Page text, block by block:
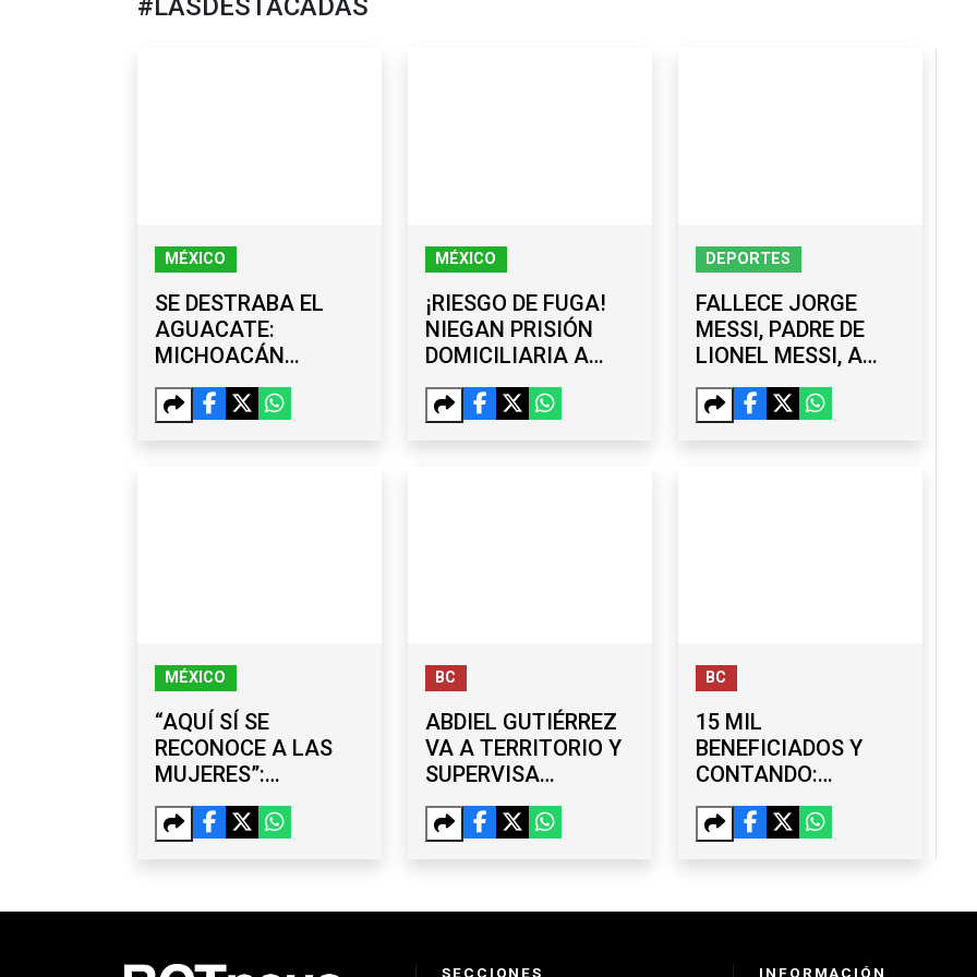
#LASDESTACADAS
MÉXICO
SE DESTRABA EL
AGUACATE:
MICHOACÁN
REACTIVA SUS
ENVÍOS A EE. UU.
MÉXICO
¡RIESGO DE FUGA!
NIEGAN PRISIÓN
DOMICILIARIA A
EXGOBERNADOR
ÁNGEL AGUIRRE
DEPORTES
FALLECE JORGE
MESSI, PADRE DE
LIONEL MESSI, A
LOS 68 AÑOS TRAS
ATRAVESAR UNA
MÉXICO
“AQUÍ SÍ SE
RECONOCE A LAS
MUJERES”:
SHEINBAUM
DEFIENDE EL
BC
ABDIEL GUTIÉRREZ
VA A TERRITORIO Y
SUPERVISA
MEJORAS EN LA
TERCERA ETAPA
BC
15 MIL
BENEFICIADOS Y
CONTANDO:
AVANZA ‘TIJUANA:
CIUDAD LIMPIA’
SECCIONES INFORMACIÓN